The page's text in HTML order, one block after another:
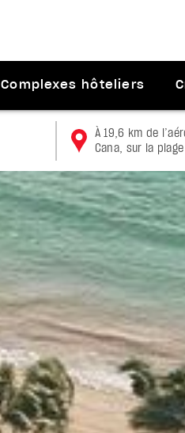
Complexes hôteliers
À 19,6 km de
Cana, sur la plage